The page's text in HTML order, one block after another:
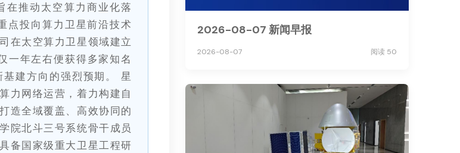
在推动太空算力商业化落
点投向算力卫星前沿技术
在太空算力卫星领域建立
一年左右便获得多家知名
建方向的强烈预期。 星
力网络运营，着力构建自
造全域覆盖、高效协同的
院北斗三号系统骨干成员
备国家级重大卫星工程研
2026-08-07 新闻早报
2026-08-07 阅读 50